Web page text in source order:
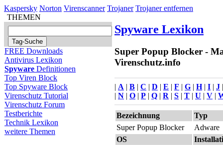
Kaspersky Norton Virenscanner Trojaner Trojaner entfernen
THEMEN
FREE Downloads
Antivirus Lexikon
Spyware Definitionen
Top Viren Block
Top Spyware Block
Virenschutz Tutorial
Virenschutz Forum
Testberichte
Technik Lexikon
weitere Themen
Spyware Lexikon
Super Popup Blocker -
Virenschutz.info
| A | B | C | D | E | F | G | H| I | J
| N | O | P | Q | R | S | T | U | V |
Bezeichnung
Typ
Super Popup Blocker
Adware
OS